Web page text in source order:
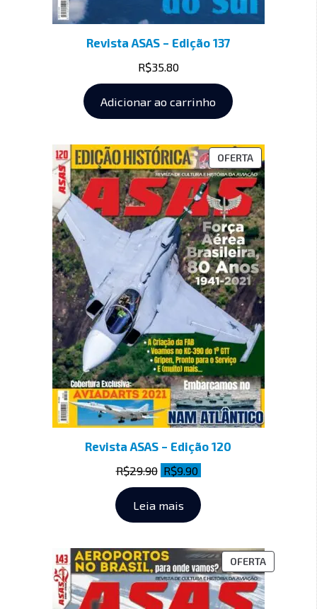
Revista ASAS – Edição 137
R$35.80
Adicionar ao carrinho
OFERTA
Revista ASAS – Edição 120
R$29.90 R$9.90
Leia mais
OFERTA